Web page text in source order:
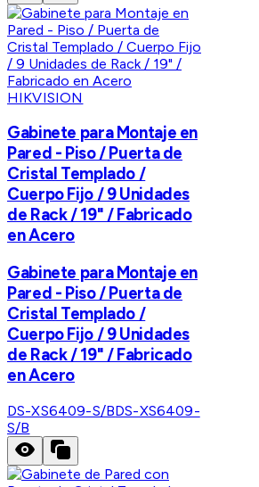
HIKVISION
Gabinete para Montaje en
Pared - Piso / Puerta de
Cristal Templado /
Cuerpo Fijo / 9 Unidades
de Rack / 19" / Fabricado
en Acero
Gabinete para Montaje en
Pared - Piso / Puerta de
Cristal Templado /
Cuerpo Fijo / 9 Unidades
de Rack / 19" / Fabricado
en Acero
DS-XS6409-S/BDS-XS6409-
S/B